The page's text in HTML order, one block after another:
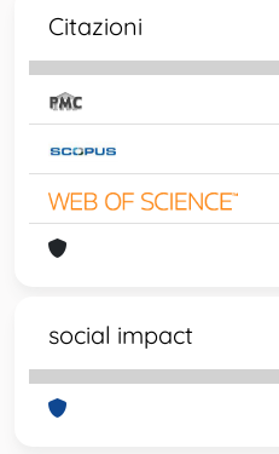
Citazioni
social impact